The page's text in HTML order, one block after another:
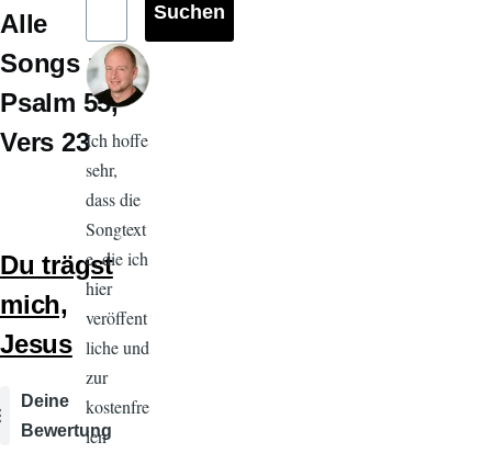
Alle
Songs zu
Psalm 55
Vers 23
Du trägst
mich,
Jesus
Audiodatei
Deine
Bewertung
Ich hoffe
sehr,
dass die
Songtext
e, die ich
hier
veröffent
liche und
zur
kostenfre
ien